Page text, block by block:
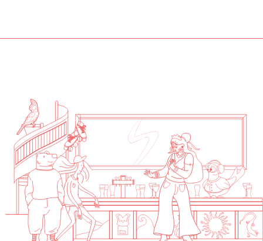
Lun, Mar, Mer : Fermé
Le Toit
Lun, Mar, Mer, Jeu, Ven : 17h -
00h00
Sam, Dim : 15h00 - 00h00
Voir la carte
01 46 36 07 07
En savoir plus